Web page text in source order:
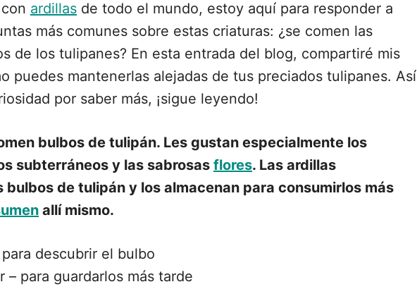
ardillas de todo el mundo, estoy aquí para responder a
más comunes sobre estas criaturas: ¿se comen las
de los tulipanes? En esta entrada del blog, compartiré mis
puedes mantenerlas alejadas de tus preciados tulipanes. Así
por saber más, ¡sigue leyendo!
bulbos de tulipán. Les gustan especialmente los
subterráneos y las sabrosas flores. Las ardillas
bulbos de tulipán y los almacenan para consumirlos más
allí mismo.
para descubrir el bulbo
– para guardarlos más tarde